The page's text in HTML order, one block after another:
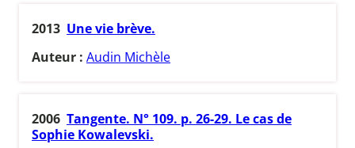
2013 Une vie brève.
Auteur : Audin Michèle
2006 Tangente. N° 109. p. 26-29. Le cas de
Sophie Kowalevski.